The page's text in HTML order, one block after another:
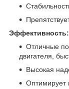
Эффективность:
Отличные
двигателя,
Высокая
Оптимирует